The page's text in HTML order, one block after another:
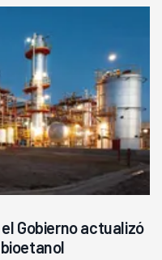
Gobierno actualizó